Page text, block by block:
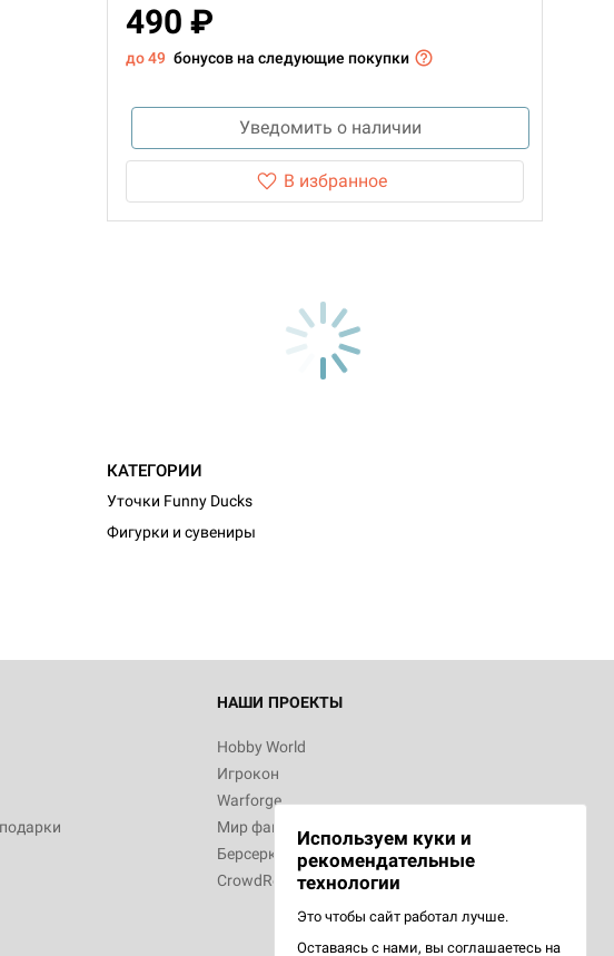
490 ₽
до 49 бонусов на следующие покупки
Уведомить о наличии
В избранное
КАТЕГОРИИ
Уточки Funny Ducks
Фигурки и сувениры
НАШИ ПРОЕКТЫ
Hobby World
Игрокон
Warforge
Мир фантастики
Берсерк
CrowdRepublic
Используем куки и
рекомендательные
технологии
Это чтобы сайт работал лучше.
Оставаясь с нами, вы соглашаетесь на
Hobby World Журнал
Спецвыпуск: Братья
тревога
Hobby World Сумерки
редакция: Грозовой